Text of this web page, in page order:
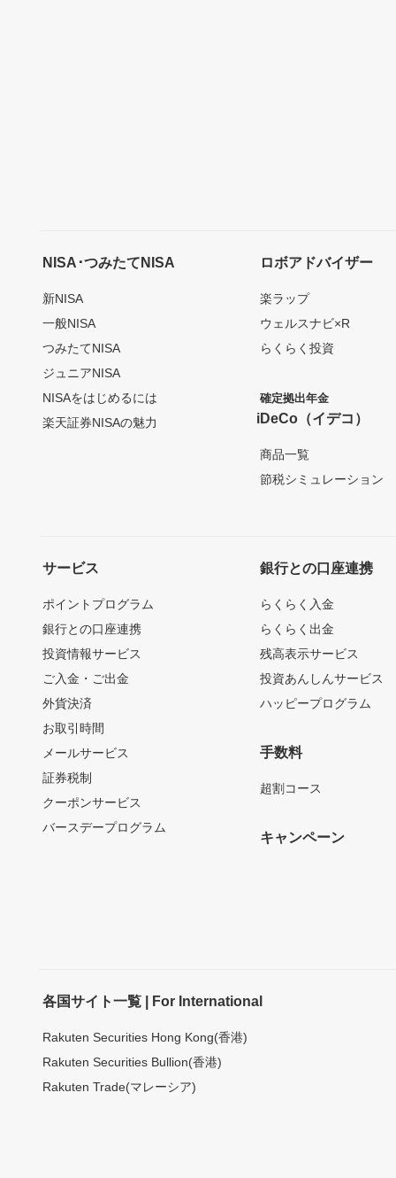
NISA･つみたてNISA
新NISA
一般NISA
つみたてNISA
ジュニアNISA
NISAをはじめるには
楽天証券NISAの魅力
ロボアドバイザー
楽ラップ
ウェルスナビ×R
らくらく投資
確定拠出年金
iDeCo（イデコ）
商品一覧
節税シミュレーション
サービス
ポイントプログラム
銀行との口座連携
投資情報サービス
ご入金・ご出金
外貨決済
お取引時間
メールサービス
証券税制
クーポンサービス
バースデープログラム
銀行との口座連携
らくらく入金
らくらく出金
残高表示サービス
投資あんしんサービス
ハッピープログラム
手数料
超割コース
キャンペーン
各国サイト一覧 | For International
Rakuten Securities Hong Kong(香港)
Rakuten Securities Bullion(香港)
Rakuten Trade(マレーシア)